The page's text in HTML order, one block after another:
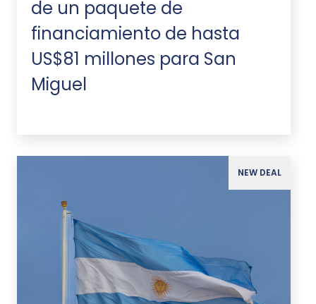
de un paquete de
financiamiento de hasta
US$81 millones para San
Miguel
NEW DEAL